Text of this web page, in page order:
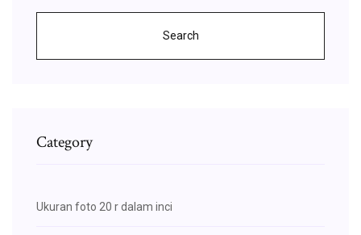
Search
Category
Ukuran foto 20 r dalam inci